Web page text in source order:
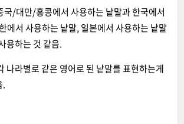
국/대만/홍콩에서 사용하는 낱말과 한국에서
에서 사용하는 낱말, 일본에서 사용하는 낱말
용하는 것 같음.
나라별로 같은 영어로 된 낱말를 표현하는게
.